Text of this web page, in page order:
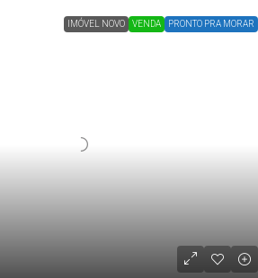
IMÓVEL NOVO VENDA PRONTO PRA MORAR